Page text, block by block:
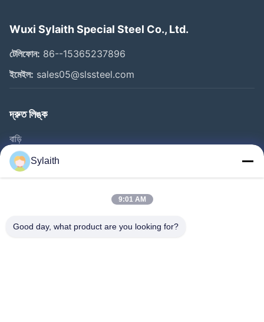
Wuxi Sylaith Special Steel Co., Ltd.
টেলিফোন: 86--15365237896
ইমেইল: sales05@slssteel.com
দ্রুত লিঙ্ক
বাড়ি
পণ্য
ভিডিও
কারখানা ভ্রমণ
Sylaith
9:01 AM
Good day, what product are you looking for?